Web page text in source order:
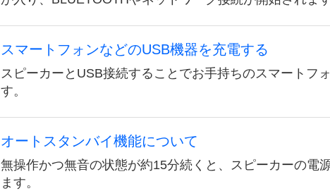
スマートフォンなどのUSB機器を充電する
スピーカーとUSB接続することでお手持ちのスマートフ
す。
オートスタンバイ機能について
無操作かつ無音の状態が約15分続くと、スピーカーの電
ます。